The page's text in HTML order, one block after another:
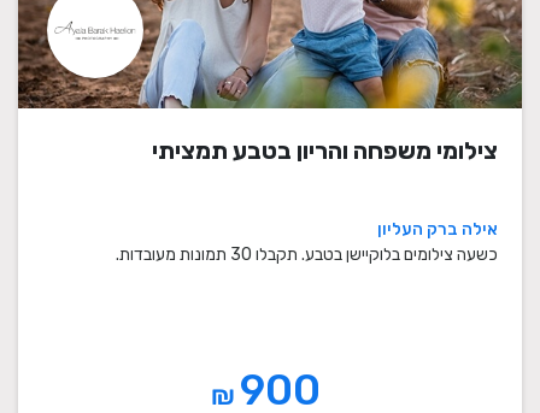
צילומי משפחה והריון בטבע תמציתי
אילה ברק העליון
כשעה צילומים בלוקיישן בטבע. תקבלו 30 תמונות מעובדות.
₪